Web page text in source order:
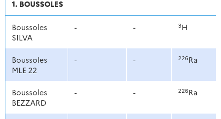
1. BOUSSOLES
Boussoles
SILVA
- - 3H
Boussoles
MLE 22
- - 226Ra
Boussoles
BEZZARD
- - 226Ra